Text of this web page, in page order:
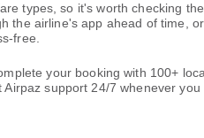
types, so it's worth checking
the airline's app ahead of time,
free.
your booking with 100+
support 24/7 whenever you